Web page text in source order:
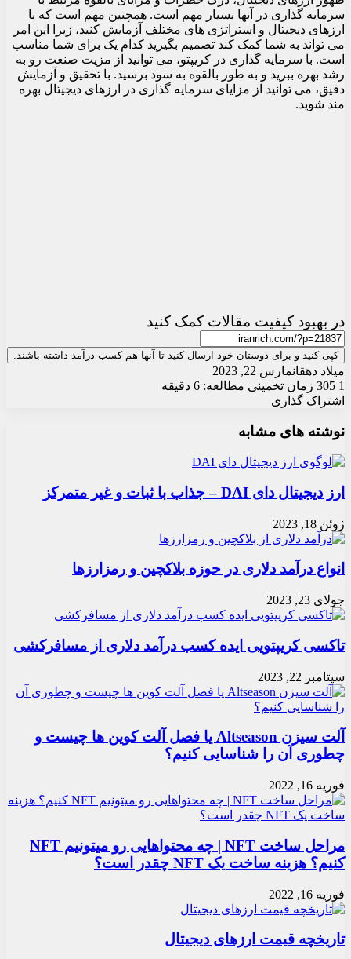
سرمایه گذاری در آنها بسیار مهم است. همچنین مهم است که با
ارزهای دیجیتال و استراتژی های مختلف آزمایش کنید، زیرا این امر
می تواند به شما کمک کند تصمیم بگیرید کدام یک برای شما مناسب
است. با سرمایه گذاری در کریپتو، می توانید از مزیت صنعت رو به
رشد بهره ببرید و به طور بالقوه به سود برسید. با تحقیق و آزمایش
دقیق، می توانید از مزایای سرمایه گذاری در ارزهای دیجیتال بهره
مند شوید.
در بهبود کیفیت مقالات کمک کنید
کپی کنید و برای دوستان خود ارسال کنید تا آنها هم کسب درآمد داشته باشند.
میلاد دهقانمارس 22, 2023
1
زمان تخمینی مطالعه: 6 دقیقه
اشتراک گذاری
بوک
آپ
ایمیل
نوشته های مشابه
ارز دیجیتال دای DAI – جذاب با ثبات و غیر متمرکز
ژوئن 18, 2023
انواع درآمد دلاری در حوزه بلاکچین و رمزارزها
جولای 23, 2023
تاکسی کریپتویی ایده کسب درآمد دلاری از مسافرکشی
سپتامبر 22, 2023
آلت سیزن Altseason یا فصل آلت کوین ها چیست و
چطوری آن را شناسایی کنیم؟
فوریه 16, 2022
مراحل ساخت NFT | چه محتواهایی رو میتونیم NFT
کنیم؟ هزینه ساخت یک NFT چقدر است؟
فوریه 16, 2022
تاریخچه قیمت ارزهای دیجیتال